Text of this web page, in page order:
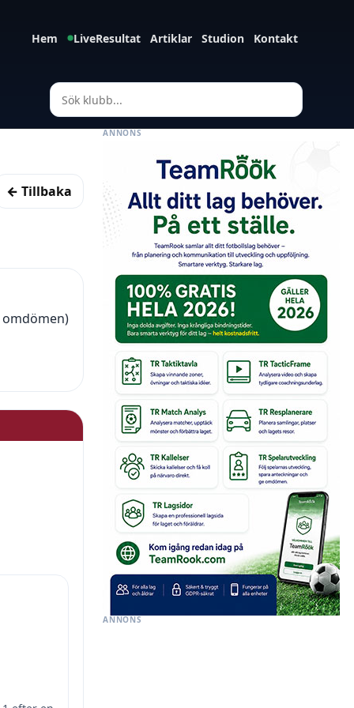
Hem LiveResultat Artiklar Studion Kontakt
ANNONS
ANNONS
← Tillbaka
omdömen)